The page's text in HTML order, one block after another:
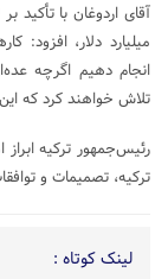
میلیارد دلار، افزود:
انجام دهیم اگرچه
تلاش خواهند کرد که
رئیس‌جمهور ترکیه ابراز
ترکیه، تصمیمات و
لینک کوتاه :